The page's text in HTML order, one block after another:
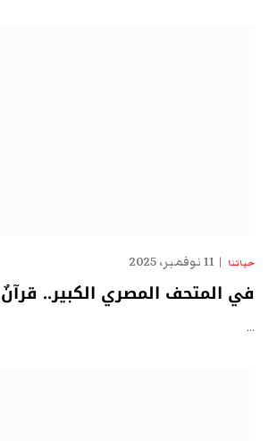
حياتنا 11 نوفمبر، 2025
في المتحف المصري الكبير..
…